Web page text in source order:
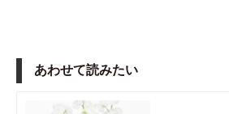
あわせて読みたい